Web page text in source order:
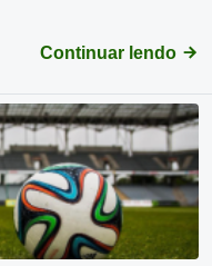
Continuar lendo